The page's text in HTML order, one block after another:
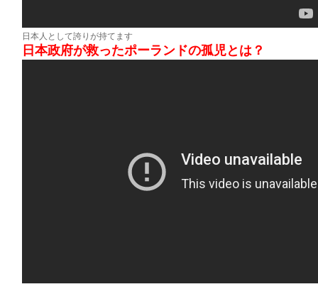
日本人として誇りが持てます
日本政府が救ったポーランドの孤児とは？